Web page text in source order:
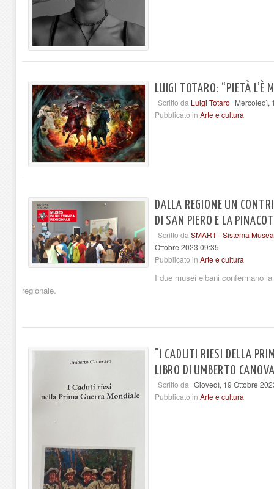
LUIGI TOTARO: “PIETÀ L’È
Scritto da Luigi Totaro Mercoledì,
Pubblicato in Arte e cultura
DALLA REGIONE UN
DI SAN PIERO E LA
Scritto da SMART - Sistema
Ottobre 2023 09:35
Pubblicato in Arte e cultura
I due musei elbani confermano
regionale.
"I CADUTI RIESI DELLA
LIBRO DI UMBERTO
Scritto da Giovedì, 19 Ottobre
Pubblicato in Arte e cultura